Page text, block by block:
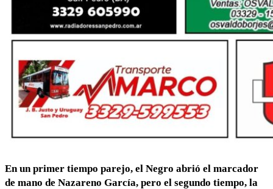
En un primer tiempo parejo, el Negro abrió el marcador
de mano de Nazareno García, pero el segundo tiempo, la